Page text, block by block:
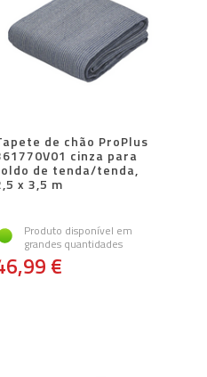
de chão ProPlus
cinza para
de tenda/tenda,
x 3,5 m
Produto disponível em
grandes quantidades
€